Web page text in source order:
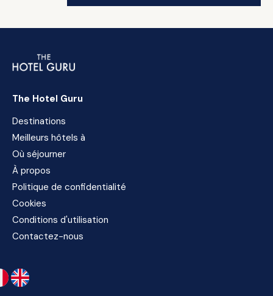
The Hotel Guru
Destinations
Meilleurs hôtels à
Où séjourner
À propos
Politique de confidentialité
Cookies
Conditions d'utilisation
Contactez-nous